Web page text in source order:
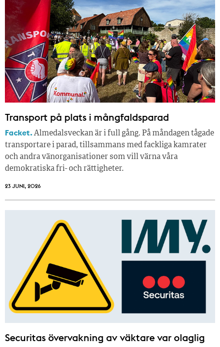
Transport på plats i mångfaldsparad
Facket.Almedalsveckan är i full gång. På måndagen tågade
transportare i parad, tillsammans med fackliga kamrater
och andra vänorganisationer som vill värna våra
demokratiska fri- och rättigheter.
23 JUNI, 2026
Securitas övervakning av väktare var olaglig